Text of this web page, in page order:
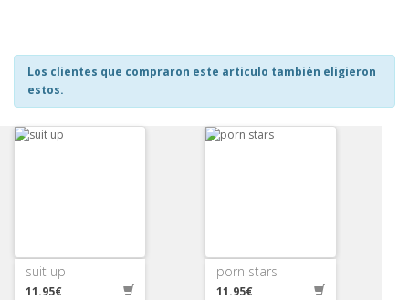
Los clientes que compraron este articulo también eligieron
estos.
suit up
11.95€
porn stars
11.95€